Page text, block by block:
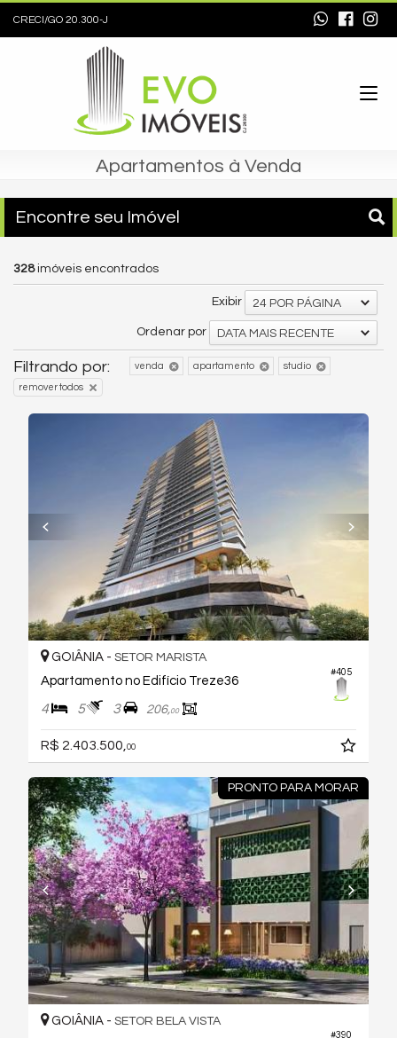
CRECI/GO 20.300-J
Apartamentos à Venda
Encontre seu Imóvel
328imóveis encontrados
Exibir 24 POR PÁGINA
Ordenar por DATA MAIS RECENTE
Filtrando por: venda apartamento studio
remover todos
#405
GOIÂNIA - SETOR MARISTA
Apartamento no Edifício Treze36
4 5 3 206,00
R$ 2.403.500, 00
PRONTO PARA MORAR
#390
GOIÂNIA - SETOR BELA VISTA